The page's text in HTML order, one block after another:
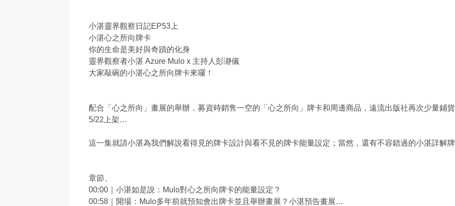
小湛靈界觀察日記EP53上
小湛心之所向牌卡
你的生命是美好與奇蹟的化身
靈界觀察者小湛 Azure Mulo x 主持人彭瀞儀
大家敲碗的小湛心之所向牌卡來囉！
配合「心之所向」畫展的舉辦，募資時銷售一空的「心之所向」牌卡和周邊商品，遠流出版社再次少量鋪
5/22上架…
這一集就請小湛為我們解說看得見的牌卡設計與看不見的牌卡能量設定；當然，還有不容錯過的小湛詳解牌
章節、
00:00｜小湛如是說：Mulo對心之所向牌卡的能量設定？
00:58｜開場：Mulo多年前就預知會出牌卡並且舉辦畫展？小湛預告畫展…